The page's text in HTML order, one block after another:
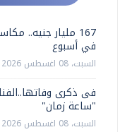
167 مليار
في أسبوع
السبت، 08 اغسطس 2026 02:36 ص
فى ذكرى
"ساعة زمان"
السبت، 08 اغسطس 2026 02:16 ص